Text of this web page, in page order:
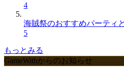
4
海賊祭のおすすめパーティ
5
もっとみる
GameWithからのお知らせ